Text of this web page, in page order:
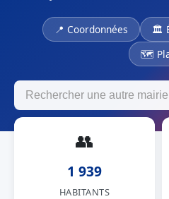
📍 Coordonnées 🏛
🗺
👥
1 939
HABITANTS